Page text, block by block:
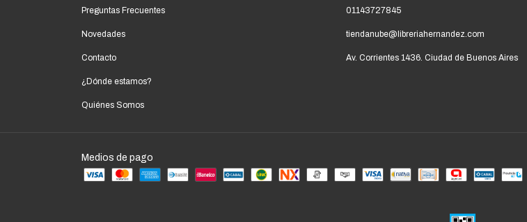
Preguntas Frecuentes
Novedades
Contacto
¿Dónde estamos?
Quiénes Somos
01143727845
tiendanube@libreriahernandez.com
Av. Corrientes 1436. Ciudad de Buenos Aires
Medios de pago